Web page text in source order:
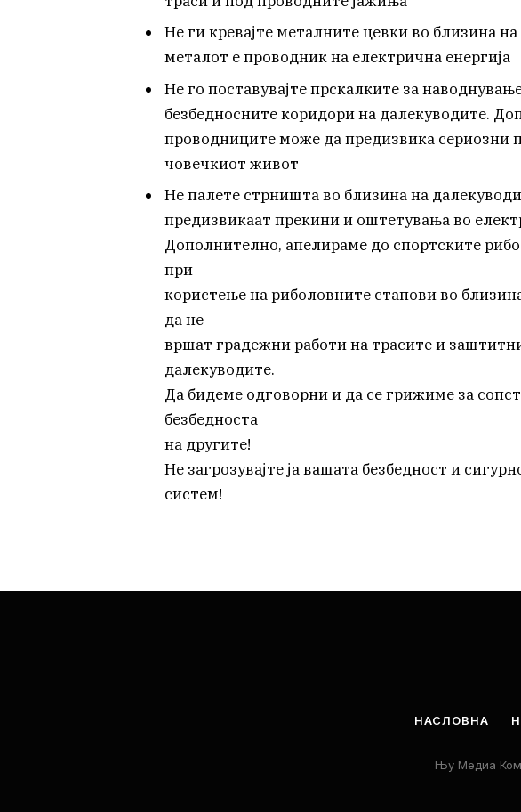
Не ги кревајте металните цевки во близина
металот е проводник на електрична енергија
Не го поставувајте прскалките за
безбедносните коридори на далекуводите.
проводниците може да предизвика сериозни
човечкиот живот
Не палете стрништа во близина на
предизвикаат прекини и оштетувања во
Дополнително, апелираме до спортските
при
користење на риболовните стапови во
да не
вршат градежни работи на трасите и
далекуводите.
Да бидеме одговорни и да се грижиме за
безбедноста
на другите!
Не загрозувајте ја вашата безбедност и
систем!
НАСЛОВНА
Њу Медиа